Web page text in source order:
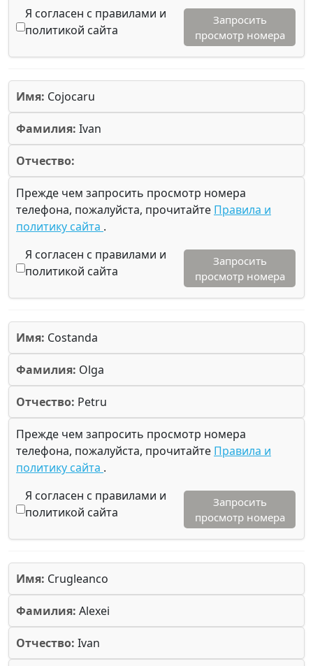
Я согласен с правилами и
политикой сайта
Запросить
просмотр номера
Имя: Cojocaru
Фамилия: Ivan
Отчество:
Прежде чем запросить просмотр номера
телефона, пожалуйста, прочитайте Правила и
политику сайта .
Я согласен с правилами и
политикой сайта
Запросить
просмотр номера
Имя: Costanda
Фамилия: Olga
Отчество: Petru
Прежде чем запросить просмотр номера
телефона, пожалуйста, прочитайте Правила и
политику сайта .
Я согласен с правилами и
политикой сайта
Запросить
просмотр номера
Имя: Crugleanco
Фамилия: Alexei
Отчество: Ivan